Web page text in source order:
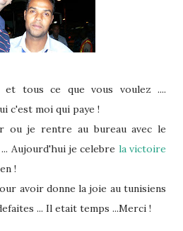
et tous ce que vous voulez ....
c'est moi qui paye !
ou je rentre au bureau avec le
Aujourd'hui je celebre la victoire
!
avoir donne la joie au tunisiens
... Il etait temps ...Merci !